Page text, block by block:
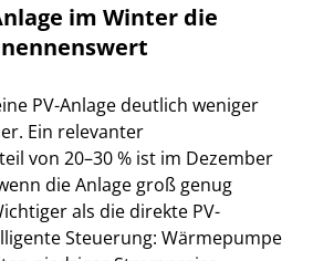
im Winter die
PV-Anlage deutlich weniger
Ein relevanter
von 20–30 % ist im Dezember
die Anlage groß genug
als die direkte PV-
Steuerung: Wärmepumpe